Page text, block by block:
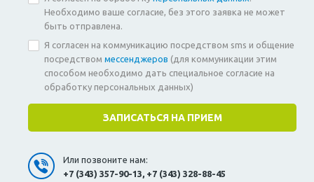
Необходимо ваше согласие, без этого заявка не может
быть отправлена.
Я согласен на коммуникацию посредством sms и общение
посредством мессенджеров (для коммуникации этим
способом необходимо дать специальное согласие на
обработку персональных данных)
Или позвоните нам:
+7 (343) 357-90-13, +7 (343) 328-88-45